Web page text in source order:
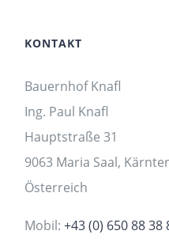
KONTAKT
Bauernhof Knafl
Ing. Paul Knafl
Hauptstraße 31
9063 Maria Saal,
Österreich
Mobil:+43 (0) 650 88 38